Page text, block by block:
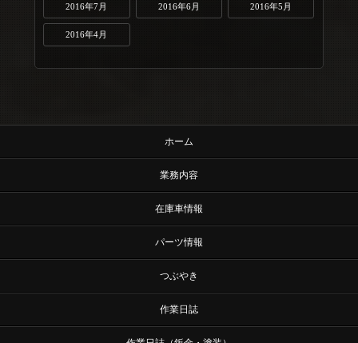
2016年7月 2016年6月 2016年5月
2016年4月
ホーム
業務内容
在庫車情報
パーツ情報
つぶやき
作業日誌